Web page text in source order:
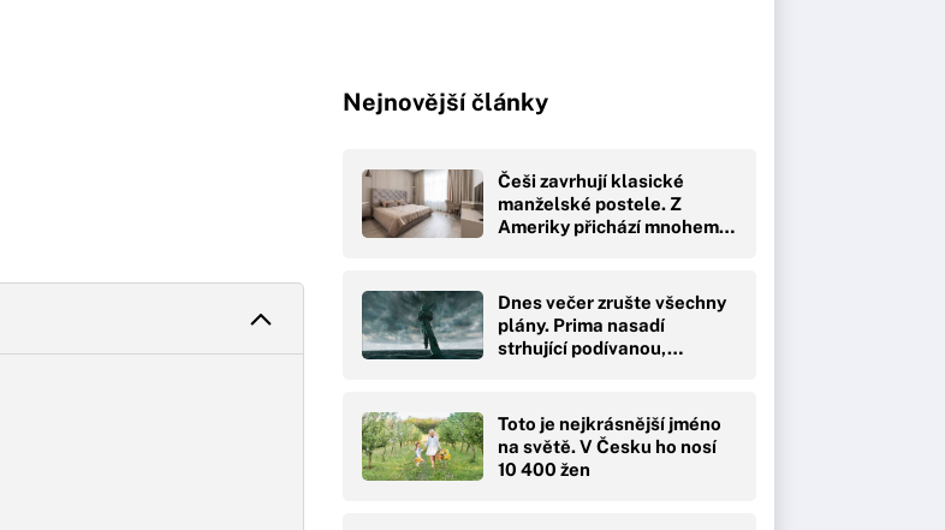
Nejnovější články
Češi zavrhují klasické
manželské postele. Z
Ameriky přichází mnohem…
Dnes večer zrušte všechny
plány. Prima nasadí
strhující podívanou,…
Toto je nejkrásnější jméno
na světě. V Česku ho nosí
10 400 žen